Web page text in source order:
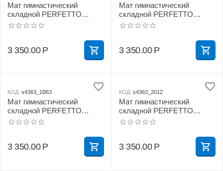
Мат гимнастический
складной PERFETTO
SPORT № 3 (100 х 100 х 10)
3 350.00 Р
Мат гимнастический
складной PERFETTO
SPORT № 3 (100 х 100 х 10)
3 350.00 Р
КОД: s4363_1B63
Мат гимнастический
складной PERFETTO
SPORT № 3 (100 х 100 х 10)
3 350.00 Р
КОД: s4363_2012
Мат гимнастический
складной PERFETTO
SPORT № 3 (100 х 100 х 10)
3 350.00 Р